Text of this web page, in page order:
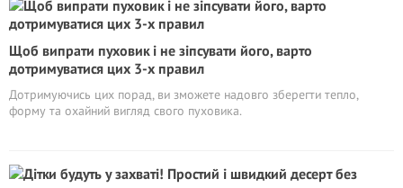
Щоб випрати пуховик і не зіпсувати його, варто
дотримуватися цих 3-х правил
Дотримуючись цих порад, ви зможете надовго зберегти тепло,
форму та охайний вигляд свого пуховика.